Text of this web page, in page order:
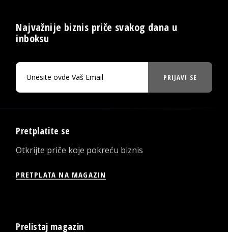
Najvažnije biznis priče svakog dana u
inboksu
PRIJAVI SE
Pretplatite se
Otkrijte priče koje pokreću biznis
PRETPLATA NA MAGAZIN
Prelistaj magazin